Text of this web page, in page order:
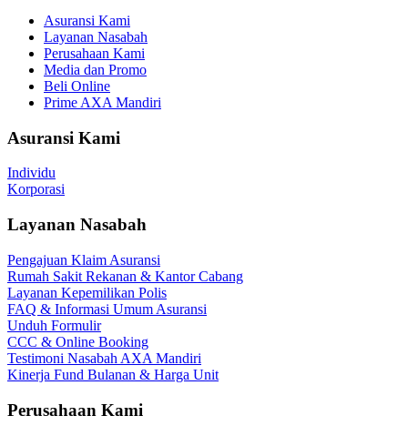
Asuransi Kami
Layanan Nasabah
Perusahaan Kami
Media dan Promo
Beli Online
Prime AXA Mandiri
Asuransi Kami
Individu
Korporasi
Layanan Nasabah
Pengajuan Klaim Asuransi
Rumah Sakit Rekanan & Kantor Cabang
Layanan Kepemilikan Polis
FAQ & Informasi Umum Asuransi
Unduh Formulir
CCC & Online Booking
Testimoni Nasabah AXA Mandiri
Kinerja Fund Bulanan & Harga Unit
Perusahaan Kami